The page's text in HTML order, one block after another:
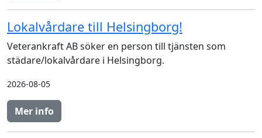
Lokalvårdare till Helsingborg!
Veterankraft AB söker en person till tjänsten som
städare/lokalvårdare i Helsingborg.
2026-08-05
Mer info